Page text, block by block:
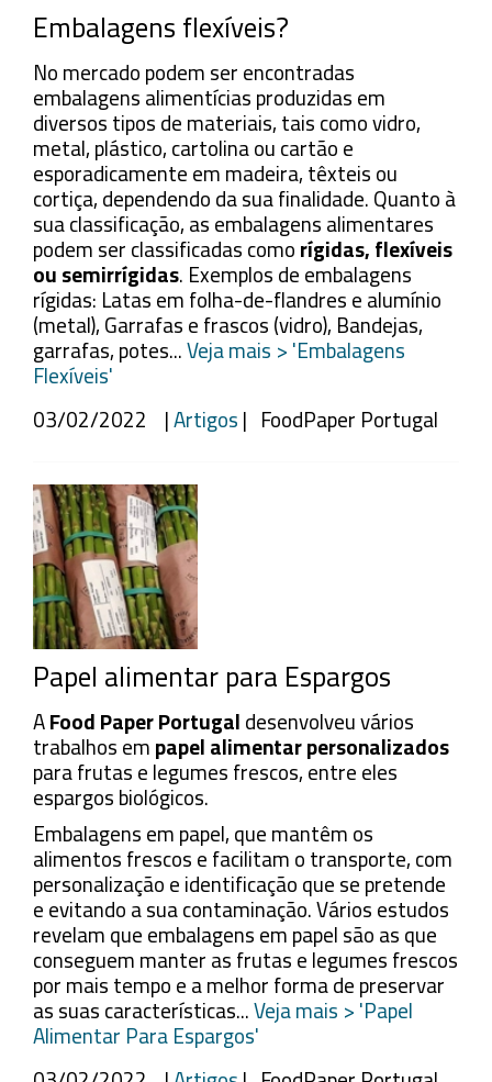
Embalagens flexíveis?
No mercado podem ser encontradas
embalagens alimentícias produzidas em
diversos tipos de materiais, tais como vidro,
metal, plástico, cartolina ou cartão e
esporadicamente em madeira, têxteis ou
cortiça, dependendo da sua finalidade. Quanto à
sua classificação, as embalagens alimentares
podem ser classificadas comorígidas, flexíveis
ou semirrígidas. Exemplos de embalagens
rígidas: Latas em folha-de-flandres e alumínio
(metal), Garrafas e frascos (vidro), Bandejas,
garrafas, potes...Veja mais > 'Embalagens
Flexíveis'
03/02/2022 |Artigos| FoodPaper Portugal
Papel alimentar para Espargos
AFood Paper Portugaldesenvolveu vários
trabalhos empapel alimentar personalizados
para frutas e legumes frescos, entre eles
espargos biológicos.
Embalagens em papel, que mantêm os
alimentos frescos e facilitam o transporte, com
personalização e identificação que se pretende
e evitando a sua contaminação. Vários estudos
revelam que embalagens em papel são as que
conseguem manter as frutas e legumes frescos
por mais tempo e a melhor forma de preservar
as suas características...Veja mais > 'Papel
Alimentar Para Espargos'